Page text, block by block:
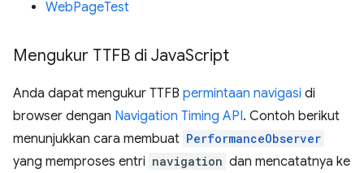
WebPageTest
Mengukur TTFB di JavaScript
Anda dapat mengukur TTFB permintaan navigasi di
browser dengan Navigation Timing API. Contoh berikut
menunjukkan cara membuat PerformanceObserver
yang memproses entri navigation dan mencatatnya ke